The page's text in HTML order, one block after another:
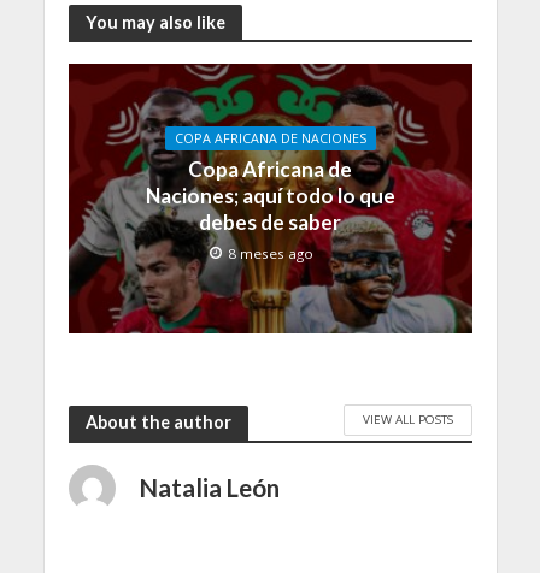
You may also like
COPA AFRICANA DE NACIONES
Copa Africana de
Naciones; aquí todo lo que
debes de saber
8 meses ago
About the author VIEW ALL POSTS
Natalia León